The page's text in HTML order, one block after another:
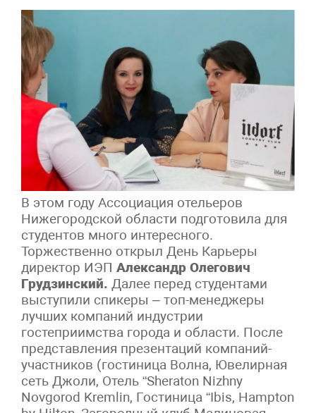
В этом году Ассоциация отельеров
Нижегородской области подготовила для
студентов много интересного.
Торжественно открыл День Карьеры
директор ИЭП Александр Олегович
Грудзинский. Далее перед студентами
выступили спикеры – топ-менеджеры
лучших компаний индустрии
гостеприимства города и области. После
представления презентаций компаний-
участников (гостиница Волна, Ювелирная
сеть Джоли, Отель “Sheraton Nizhny
Novgorod Kremlin, Гостиница “Ibis, Hampton